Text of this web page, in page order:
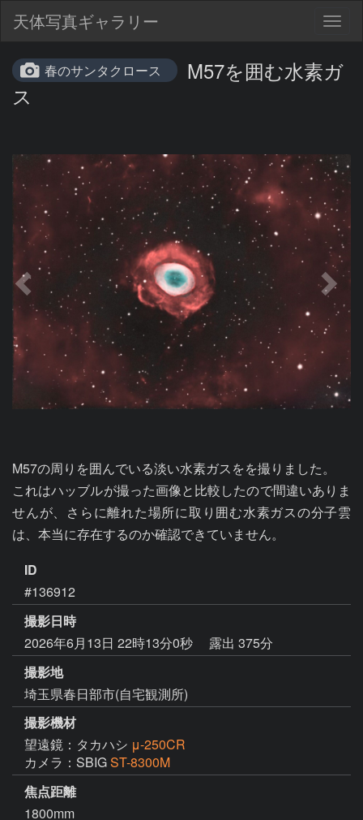
天体写真ギャラリー
春のサンタクロース
M57を囲む水素ガ
ス
M57の周りを囲んでいる淡い水素ガスをを撮りました。
これはハッブルが撮った画像と比較したので間違いありま
せんが、さらに離れた場所に取り囲む水素ガスの分子雲
は、本当に存在するのか確認できていません。
ID
#136912
撮影日時
2026年6月13日 22時13分0秒
露出 375分
撮影地
埼玉県春日部市(自宅観測所)
撮影機材
望遠鏡：タカハシ μ-250CR
カメラ：SBIGST-8300M
焦点距離
1800mm